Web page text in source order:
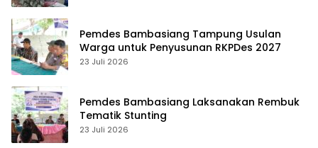
Pemdes Bambasiang Tampung Usulan
Warga untuk Penyusunan RKPDes 2027
23 Juli 2026
Pemdes Bambasiang Laksanakan Rembuk
Tematik Stunting
23 Juli 2026